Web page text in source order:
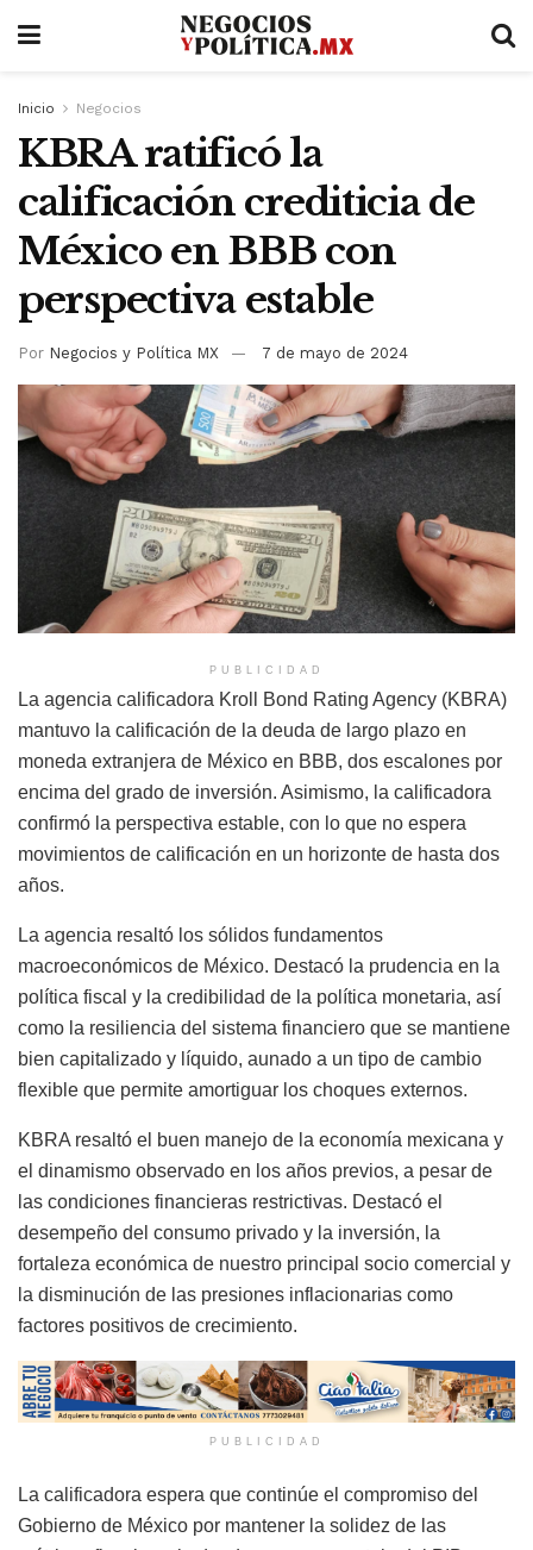
Inicio Negocios
KBRA ratificó la
calificación crediticia de
México en BBB con
perspectiva estable
Por Negocios y Política MX 7 de mayo de 2024
PUBLICIDAD
La agencia calificadora Kroll Bond Rating Agency (KBRA)
mantuvo la calificación de la deuda de largo plazo en
moneda extranjera de México en BBB, dos escalones por
encima del grado de inversión. Asimismo, la calificadora
confirmó la perspectiva estable, con lo que no espera
movimientos de calificación en un horizonte de hasta dos
años.
La agencia resaltó los sólidos fundamentos
macroeconómicos de México. Destacó la prudencia en la
política fiscal y la credibilidad de la política monetaria, así
como la resiliencia del sistema financiero que se mantiene
bien capitalizado y líquido, aunado a un tipo de cambio
flexible que permite amortiguar los choques externos.
KBRA resaltó el buen manejo de la economía mexicana y
el dinamismo observado en los años previos, a pesar de
las condiciones financieras restrictivas. Destacó el
desempeño del consumo privado y la inversión, la
fortaleza económica de nuestro principal socio comercial y
la disminución de las presiones inflacionarias como
factores positivos de crecimiento.
PUBLICIDAD
La calificadora espera que continúe el compromiso del
Gobierno de México por mantener la solidez de las